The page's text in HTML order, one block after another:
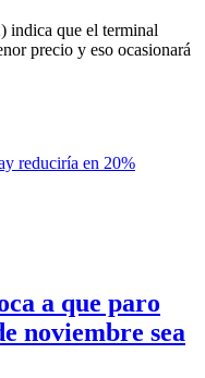
indica que el terminal
precio y eso ocasionará
a que paro
noviembre sea